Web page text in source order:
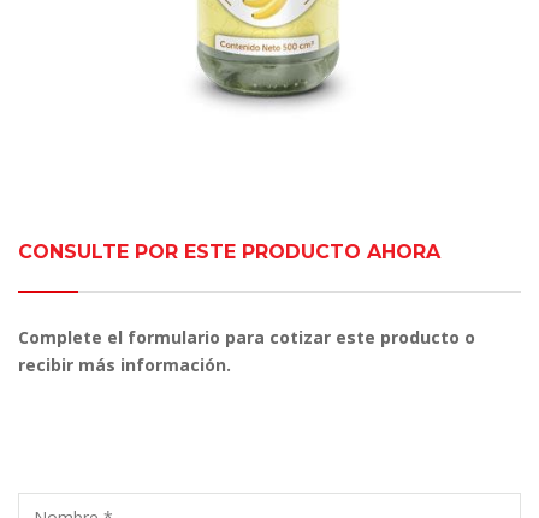
CONSULTE POR ESTE PRODUCTO AHORA
Complete el formulario para cotizar este producto o
recibir más información.